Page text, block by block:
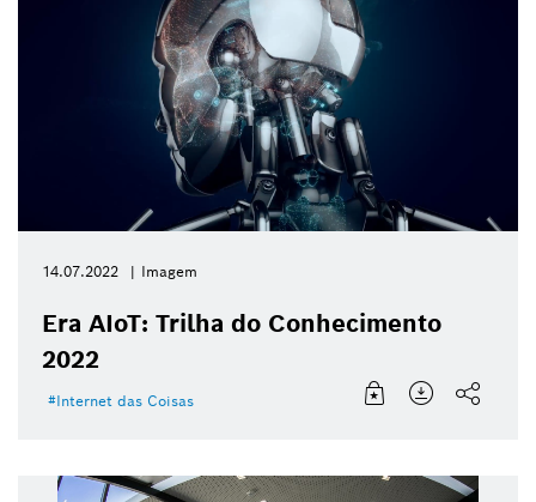
14.07.2022 Imagem
Era AIoT: Trilha do Conhecimento
2022
Internet das Coisas